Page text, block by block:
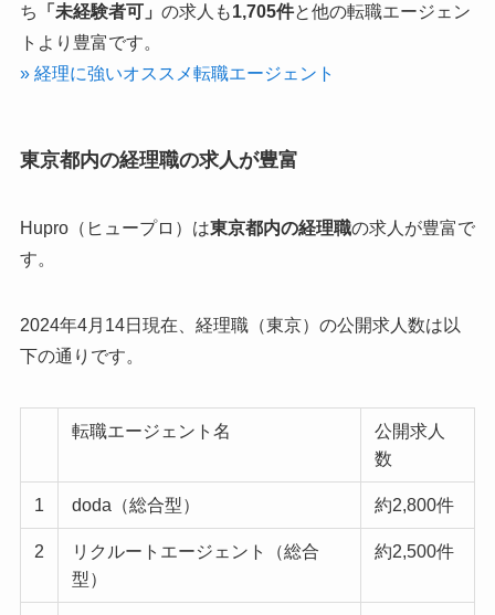
ち
「未経験者可」 の求人も1,705件と他の転職エージェン
トより豊富です。
» 経理に強いオススメ転職エージェント
東京都内の経理職の求人が豊富
Hupro（ヒュープロ）は東京都内の経理職の求人が豊富で
す。
2024年4月14日現在、経理職（東京）の公開求人数は以
下の通りです。
転職エージェント名
公開求人
数
1 doda（総合型） 約2,800件
2
リクルートエージェント（総合
型）
約2,500件